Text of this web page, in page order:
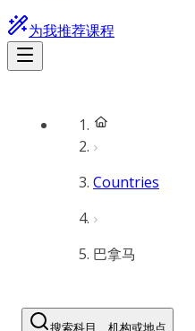
为我推荐课程
Countries
巴拿马
搜索科目、机构或地点